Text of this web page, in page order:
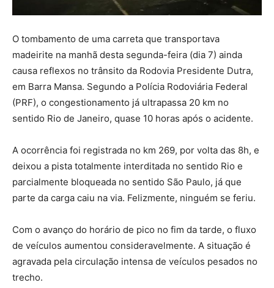
O tombamento de uma carreta que transportava
madeirite na manhã desta segunda-feira (dia 7) ainda
causa reflexos no trânsito da Rodovia Presidente Dutra,
em Barra Mansa. Segundo a Polícia Rodoviária Federal
(PRF), o congestionamento já ultrapassa 20 km no
sentido Rio de Janeiro, quase 10 horas após o acidente.
A ocorrência foi registrada no km 269, por volta das 8h, e
deixou a pista totalmente interditada no sentido Rio e
parcialmente bloqueada no sentido São Paulo, já que
parte da carga caiu na via. Felizmente, ninguém se feriu.
Com o avanço do horário de pico no fim da tarde, o fluxo
de veículos aumentou consideravelmente. A situação é
agravada pela circulação intensa de veículos pesados no
trecho.